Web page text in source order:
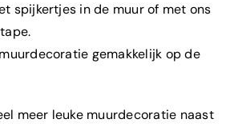
spijkertjes in de muur of met ons
gemakkelijk op de
meer leuke muurdecoratie naast